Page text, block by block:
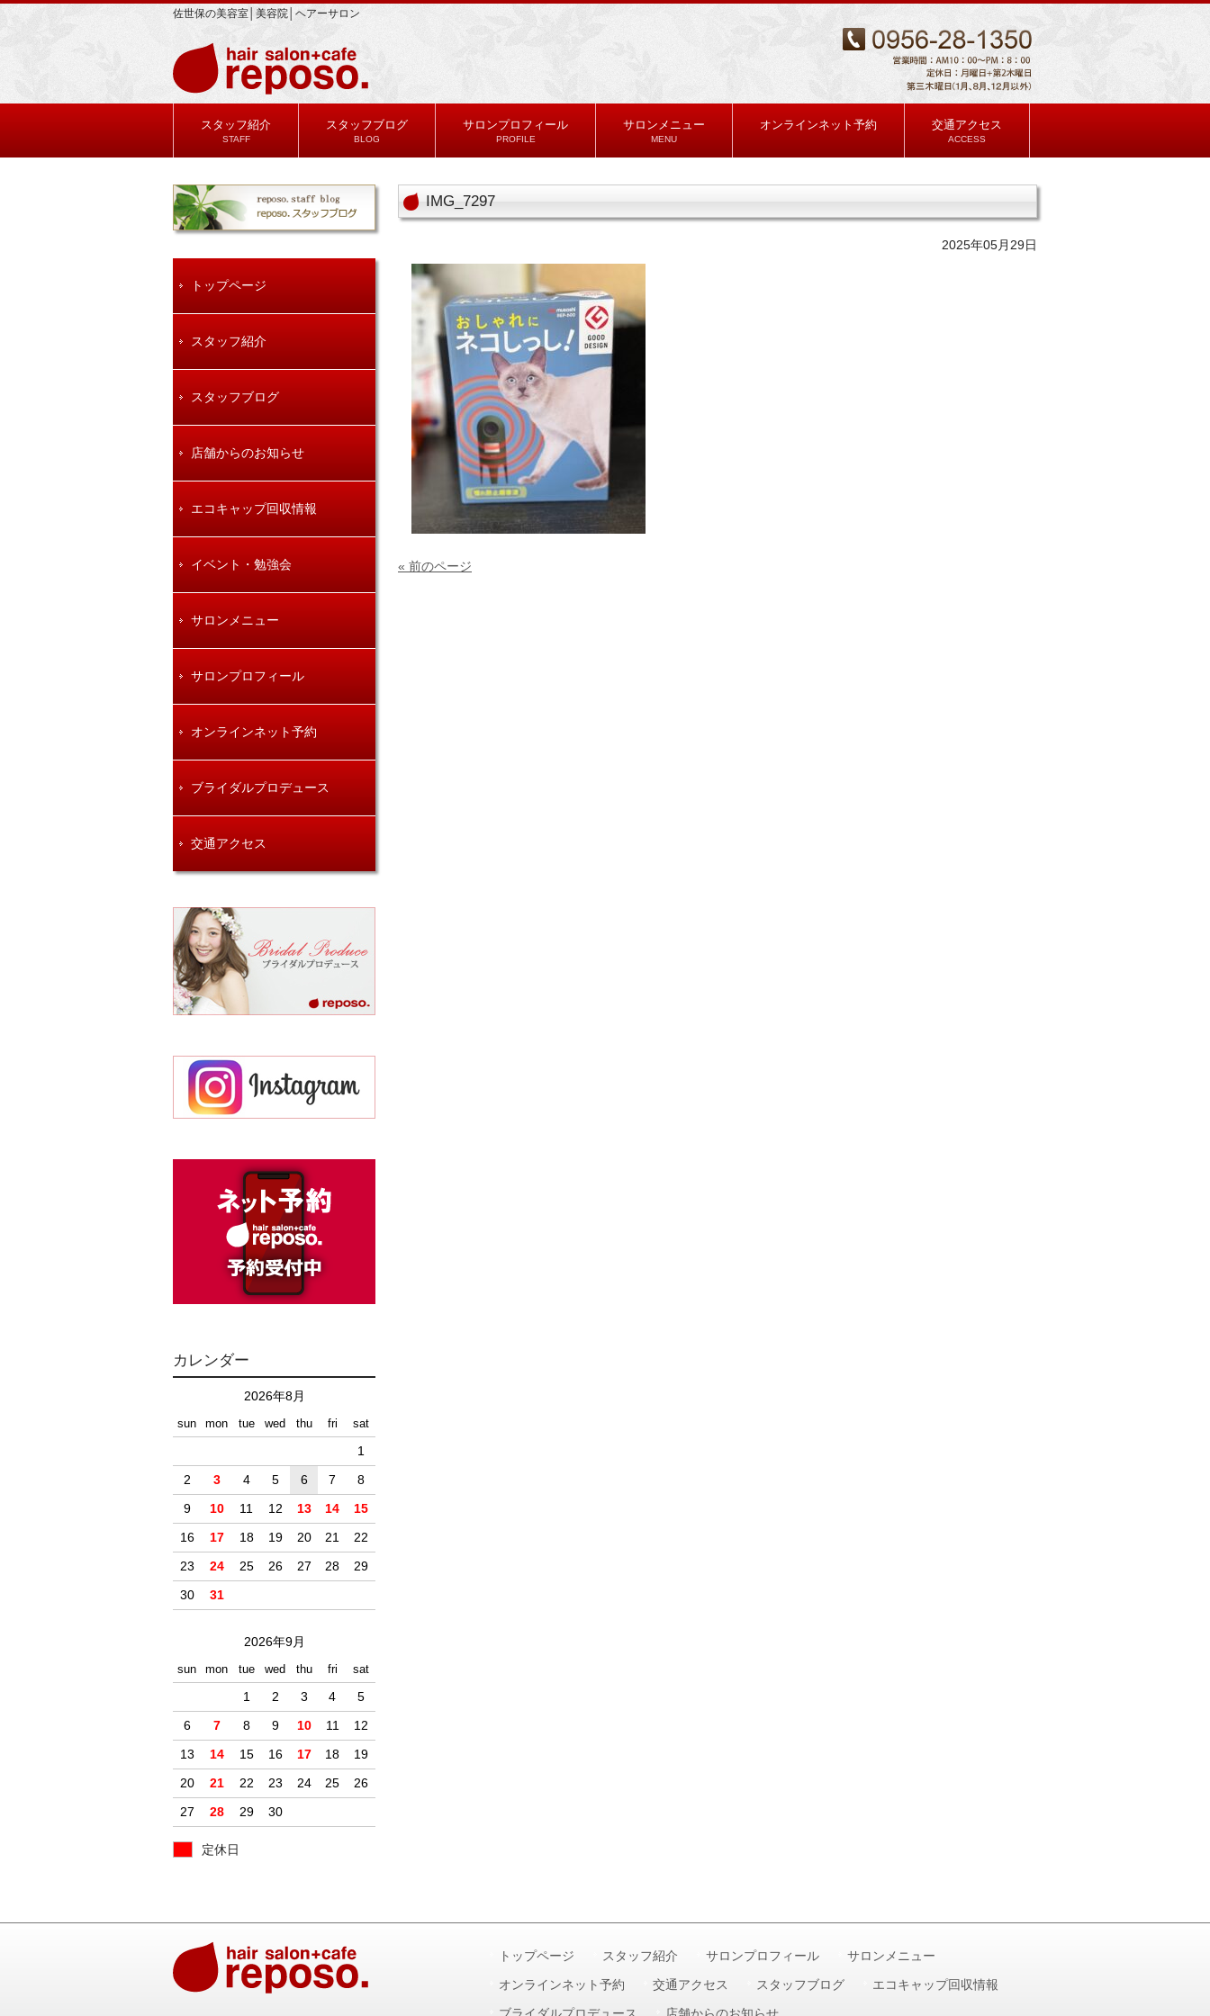
佐世保の美容室│美容院│ヘアーサロン
スタッフ紹介
STAFF
スタッフブログ
BLOG
サロンプロフィール
PROFILE
サロンメニュー
MENU
オンラインネット予約 交通アクセス
ACCESS
IMG_7297
2025年05月29日
« 前のページ
トップページ
スタッフ紹介
スタッフブログ
店舗からのお知らせ
エコキャップ回収情報
イベント・勉強会
サロンメニュー
サロンプロフィール
オンラインネット予約
ブライダルプロデュース
交通アクセス
カレンダー
2026年8月
sun mon tue wed thu fri sat
1
2
3 4 5 6 7
8
9
10 11 12 13 14
15
16
17 18 19 20 21
22
23
24 25 26 27 28
29
30
31
2026年9月
sun mon tue wed thu fri sat
1 2 3 4
5
6
7 8 9 10 11
12
13
14 15 16 17 18
19
20
21 22 23 24 25
26
27
28 29 30
定休日
トップページ スタッフ紹介 サロンプロフィール サロンメニュー
オンラインネット予約 交通アクセス スタッフブログ エコキャップ回収情報